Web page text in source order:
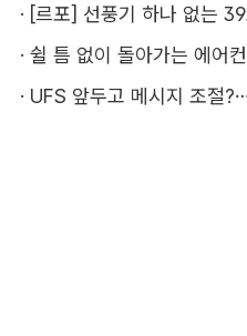
·
· 쉴 틈 없이 돌아가는 에어
· UFS 앞두고 메시지 조절